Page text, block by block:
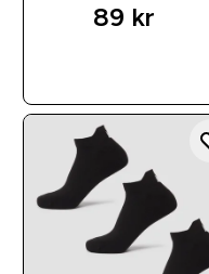
89 kr‎